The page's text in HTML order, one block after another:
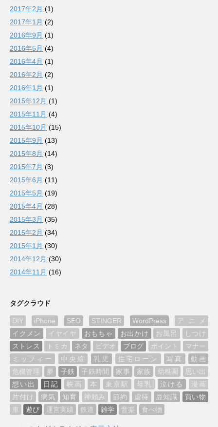
2017年2月 (1)
2017年1月 (2)
2016年9月 (1)
2016年5月 (4)
2016年4月 (1)
2016年2月 (2)
2016年1月 (1)
2015年12月 (1)
2015年11月 (4)
2015年10月 (15)
2015年9月 (13)
2015年8月 (14)
2015年7月 (3)
2015年6月 (11)
2015年5月 (19)
2015年4月 (28)
2015年3月 (35)
2015年2月 (34)
2015年1月 (30)
2014年12月 (30)
2014年11月 (16)
タグクラウド
DIY iPhone SEO STINGER WordPress
アニメ
イクメン
イヤイヤ おもちゃ お出かけ お風呂
しつけ
ストレス
トミカ ネタ ビデオ ブログ ポイント
マナー
ミッフィー
中央線 乳児 住宅ローン 写真
動画
危機管理
夢 子鉄 子鉄時間 家事 家族 幼稚園
思い出
想い出
日記 映画 本 東京駅 母乳 泣ける
漫画
片付け
病気 知育 神頼み 節約 虐待 豆知識
買い物
車
遊び 運営実績 鉄道 雑学 音楽 食べ物